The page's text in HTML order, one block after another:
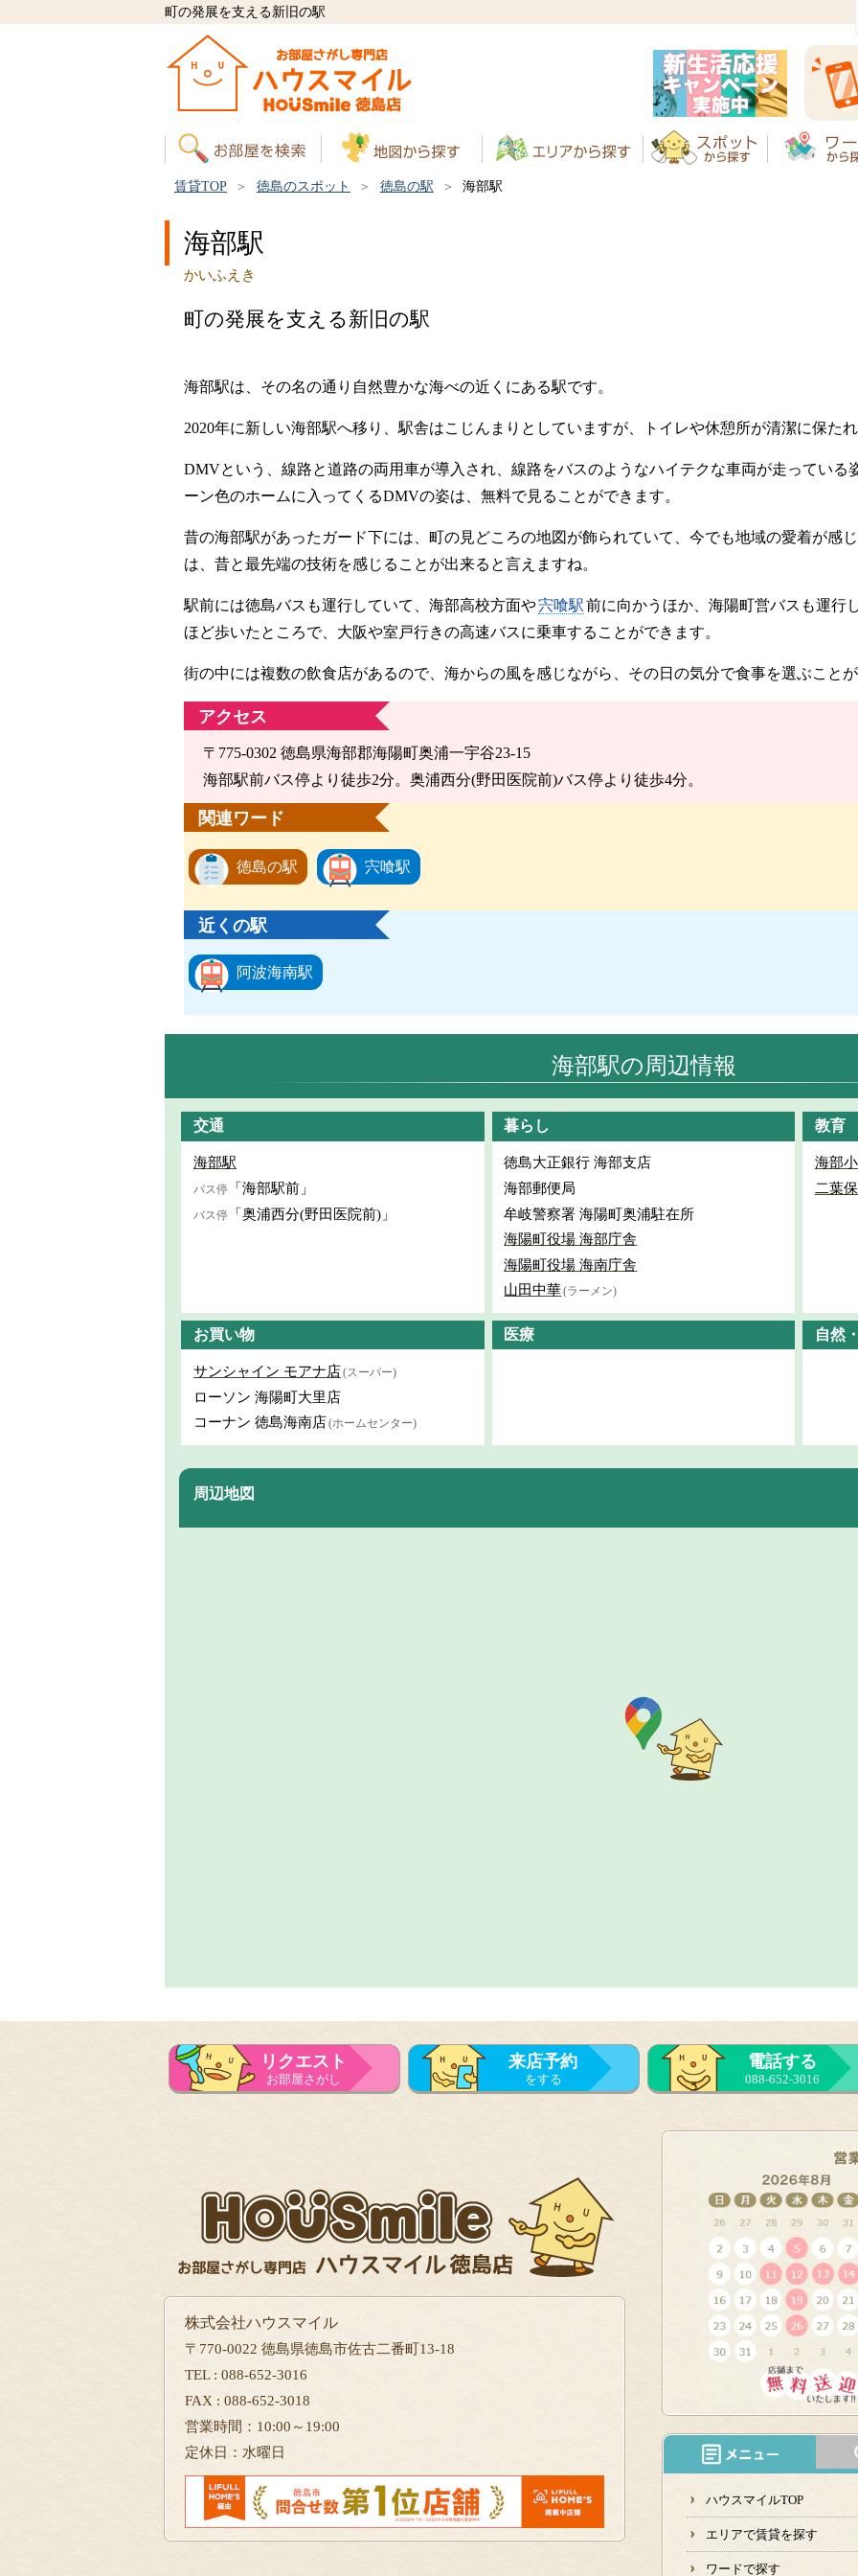
町の発展を支える新旧の駅
賃貸TOP 徳島のスポット 徳島の駅 海部駅
海部駅
かいふえき
町の発展を支える新旧の駅
海部駅は、その名の通り自然豊かな海べの近くにある駅です。
2020年に新しい海部駅へ移り、駅舎はこじんまりとしていますが、トイレや休憩所が清潔に保た
DMVという、線路と道路の両用車が導入され、線路をバスのようなハイテクな車両が走っている
ーン色のホームに入ってくるDMVの姿は、無料で見ることができます。
昔の海部駅があったガード下には、町の見どころの地図が飾られていて、今でも地域の愛着が感
は、昔と最先端の技術を感じることが出来ると言えますね。
駅前には徳島バスも運行していて、海部高校方面や宍喰駅前に向かうほか、海陽町営バスも運行
ほど歩いたところで、大阪や室戸行きの高速バスに乗車することができます。
街の中には複数の飲食店があるので、海からの風を感じながら、その日の気分で食事を選ぶこと
アクセス
〒775-0302 徳島県海部郡海陽町奥浦一宇谷23-15
海部駅前バス停より徒歩2分。奥浦西分(野田医院前)バス停より徒歩4分。
関連ワード
徳島の駅 宍喰駅
近くの駅
阿波海南駅
海部駅の周辺情報
交通
海部駅
バス停 「海部駅前」
バス停 「奥浦西分(野田医院前)」
暮らし
徳島大正銀行 海部支店
海部郵便局
牟岐警察署 海陽町奥浦駐在所
海陽町役場 海部庁舎
海陽町役場 海南庁舎
山田中華(ラーメン)
教育
海部
二葉
お買い物
サンシャイン モアナ店(スーパー)
ローソン 海陽町大里店
コーナン 徳島海南店(ホームセンター)
医療 自然
周辺地図
リクエスト
お部屋さがし
来店予約
をする
電話する
088-652-3016
株式会社ハウスマイル
〒770-0022 徳島県徳島市佐古二番町13-18
TEL : 088-652-3016
FAX : 088-652-3018
営業時間：10:00～19:00
定休日：水曜日
ハウスマイルTOP
エリアで賃貸を探す
ワードで探す